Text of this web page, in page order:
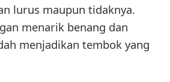
lurus maupun tidaknya.
menarik benang dan
menjadikan tembok yang